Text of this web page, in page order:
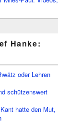
Hanke:
oder Lehren
schützenswert
hatte den Mut,